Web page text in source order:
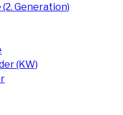
Generation)
(KW)